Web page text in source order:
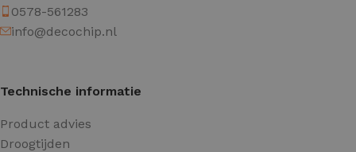
0578-561283
info@decochip.nl
Technische informatie
Product advies
Droogtijden